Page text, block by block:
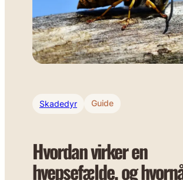
Skadedyr Guide
Hvordan virker en
hvepsefælde, og